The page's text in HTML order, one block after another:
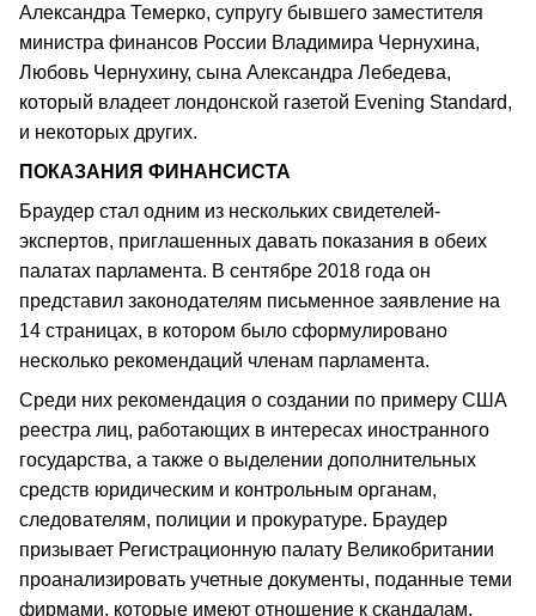
Александра Темерко, супругу бывшего заместителя
министра финансов России Владимира Чернухина,
Любовь Чернухину, сына Александра Лебедева,
который владеет лондонской газетой Evening Standard,
и некоторых других.
ПОКАЗАНИЯ ФИНАНСИСТА
Браудер стал одним из нескольких свидетелей-
экспертов, приглашенных давать показания в обеих
палатах парламента. В сентябре 2018 года он
представил законодателям письменное заявление на
14 страницах, в котором было сформулировано
несколько рекомендаций членам парламента.
Среди них рекомендация о создании по примеру США
реестра лиц, работающих в интересах иностранного
государства, а также о выделении дополнительных
средств юридическим и контрольным органам,
следователям, полиции и прокуратуре. Браудер
призывает Регистрационную палату Великобритании
проанализировать учетные документы, поданные теми
фирмами, которые имеют отношение к скандалам,